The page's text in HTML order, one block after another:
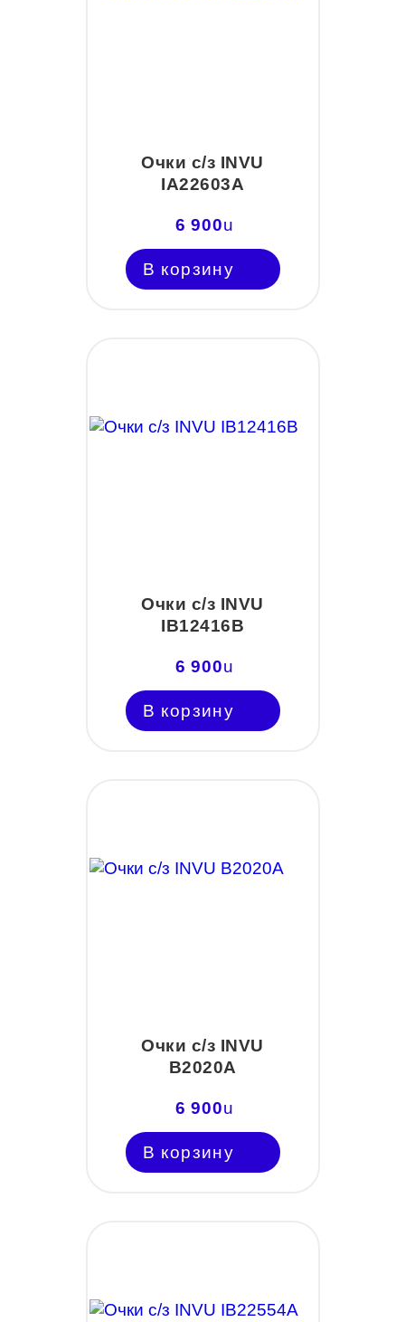
Очки с/з INVU
IA22603A
6 900u
В корзину
Очки с/з INVU
IB12416B
6 900u
В корзину
Очки с/з INVU
B2020A
6 900u
В корзину